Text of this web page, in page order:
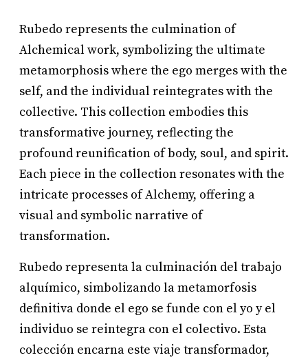
Rubedo represents the culmination of
Alchemical work, symbolizing the ultimate
metamorphosis where the ego merges with the
self, and the individual reintegrates with the
collective. This collection embodies this
transformative journey, reflecting the
profound reunification of body, soul, and spirit.
Each piece in the collection resonates with the
intricate processes of Alchemy, offering a
visual and symbolic narrative of
transformation.
Rubedo representa la culminación del trabajo
alquímico, simbolizando la metamorfosis
definitiva donde el ego se funde con el yo y el
individuo se reintegra con el colectivo. Esta
colección encarna este viaje transformador,